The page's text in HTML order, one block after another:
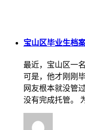
宝山区毕业生档
最近，宝山区一
可是，他才刚刚
网友根本就没管
没有完成托管。